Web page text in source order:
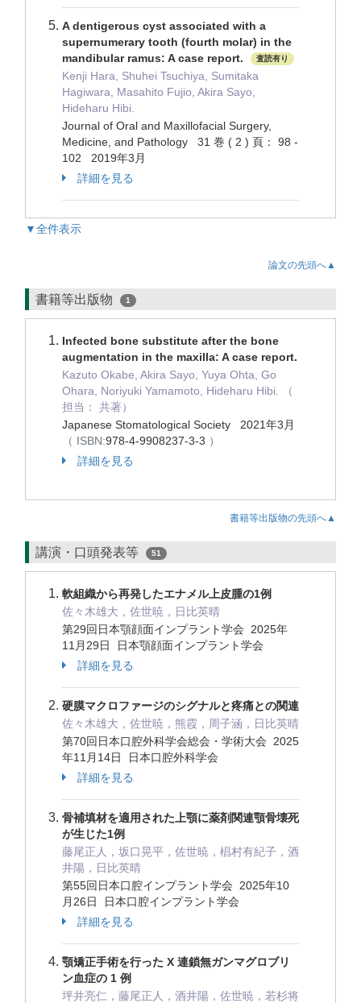
A dentigerous cyst associated with a
supernumerary tooth (fourth molar) in the
mandibular ramus: A case report.
査読有り
Kenji Hara, Shuhei Tsuchiya, Sumitaka
Hagiwara, Masahito Fujio, Akira Sayo,
Hideharu Hibi.
Journal of Oral and Maxillofacial Surgery,
Medicine, and Pathology 31 巻 ( 2 ) 頁： 98 -
102 2019年3月
詳細を見る
▼全件表示
論文の先頭へ▲
書籍等出版物 1
Infected bone substitute after the bone
augmentation in the maxilla: A case report.
Kazuto Okabe, Akira Sayo, Yuya Ohta, Go
Ohara, Noriyuki Yamamoto, Hideharu Hibi. （
担当： 共著）
Japanese Stomatological Society 2021年3月
（ ISBN:978-4-9908237-3-3 ）
詳細を見る
書籍等出版物の先頭へ▲
講演・口頭発表等 51
軟組織から再発したエナメル上皮腫の1例
佐々木雄大，佐世暁，日比英晴
第29回日本顎顔面インプラント学会 2025年
11月29日 日本顎顔面インプラント学会
詳細を見る
硬膜マクロファージのシグナルと疼痛との関連
佐々木雄大，佐世暁，熊霞，周子涵，日比英晴
第70回日本口腔外科学会総会・学術大会 2025
年11月14日 日本口腔外科学会
詳細を見る
骨補填材を適用された上顎に薬剤関連顎骨壊死
が生じた1例
藤尾正人，坂口晃平，佐世暁，椙村有紀子，酒
井陽，日比英晴
第55回日本口腔インプラント学会 2025年10
月26日 日本口腔インプラント学会
詳細を見る
顎矯正手術を行った X 連鎖無ガンマグロブリ
ン血症の 1 例
坪井亮仁，藤尾正人，酒井陽，佐世暁，若杉将